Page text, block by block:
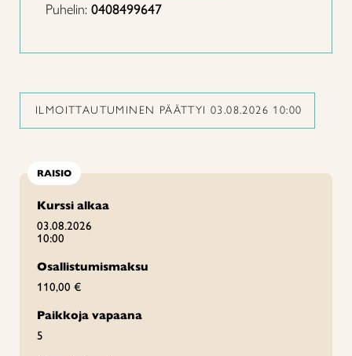
Puhelin: 0408499647
ILMOITTAUTUMINEN PÄÄTTYI 03.08.2026 10:00
RAISIO
Kurssi alkaa
03.08.2026
10:00
Osallistumismaksu
110,00 €
Paikkoja vapaana
5